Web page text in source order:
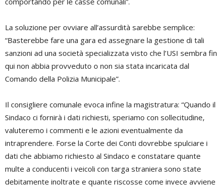
La soluzione per ovviare all’assurdità sarebbe semplice:
“Basterebbe fare una gara ed assegnare la gestione di tali
sanzioni ad una società specializzata visto che l’USI sembra fin
qui non abbia provveduto o non sia stata incaricata dal
Comando della Polizia Municipale”.
Il consigliere comunale evoca infine la magistratura: “Quando il
Sindaco ci fornirà i dati richiesti, speriamo con sollecitudine,
valuteremo i commenti e le azioni eventualmente da
intraprendere. Forse la Corte dei Conti dovrebbe spulciare i
dati che abbiamo richiesto al Sindaco e constatare quante
multe a conducenti i veicoli con targa straniera sono state
debitamente inoltrate e quante riscosse come invece avviene